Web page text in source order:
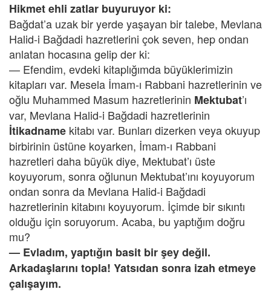
Hikmet ehli zatlar buyuruyor ki:
Bağdat’a uzak bir yerde yaşayan bir talebe, Mevlana
Halid-i Bağdadi hazretlerini çok seven, hep ondan
anlatan hocasına gelip der ki:
— Efendim, evdeki kitaplığımda büyüklerimizin
kitapları var. Mesela İmam-ı Rabbani hazretlerinin ve
oğlu Muhammed Masum hazretlerinin Mektubat’ı
var, Mevlana Halid-i Bağdadi hazretlerinin
İtikadname kitabı var. Bunları dizerken veya okuyup
birbirinin üstüne koyarken, İmam-ı Rabbani
hazretleri daha büyük diye, Mektubat’ı üste
koyuyorum, sonra oğlunun Mektubat’ını koyuyorum
ondan sonra da Mevlana Halid-i Bağdadi
hazretlerinin kitabını koyuyorum. İçimde bir sıkıntı
olduğu için soruyorum. Acaba, bu yaptığım doğru
mu?
— Evladım, yaptığın basit bir şey değil.
Arkadaşlarını topla! Yatsıdan sonra izah etmeye
çalışayım.